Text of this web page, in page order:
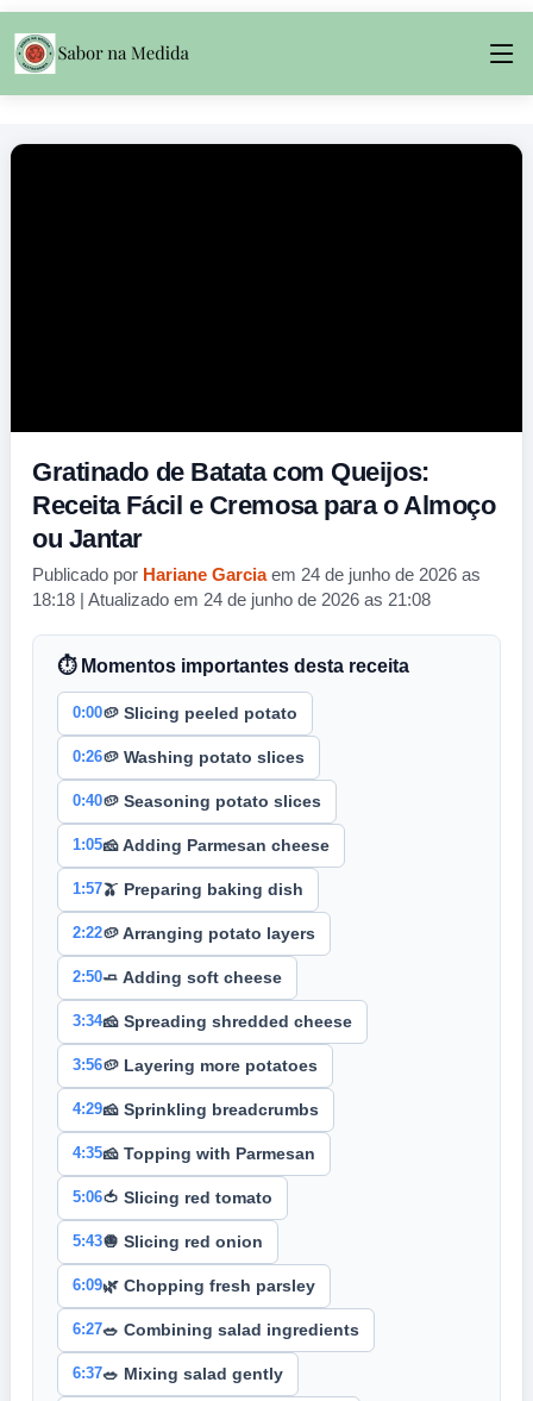
Gratinado de Batata com Queijos:
Receita Fácil e Cremosa para o Almoço
ou Jantar
Publicado por Hariane Garciaem 24 de junho de 2026 as
18:18 | Atualizado em 24 de junho de 2026 as 21:08
⏱ Momentos importantes desta receita
0:00🥔 Slicing peeled potato
0:26🥔 Washing potato slices
0:40🥔 Seasoning potato slices
1:05🧀 Adding Parmesan cheese
1:57🫒 Preparing baking dish
2:22🥔 Arranging potato layers
2:50🧈 Adding soft cheese
3:34🧀 Spreading shredded cheese
3:56🥔 Layering more potatoes
4:29🧀 Sprinkling breadcrumbs
4:35🧀 Topping with Parmesan
5:06🍅 Slicing red tomato
5:43🧅 Slicing red onion
6:09🌿 Chopping fresh parsley
6:27🥗 Combining salad ingredients
6:37🥗 Mixing salad gently